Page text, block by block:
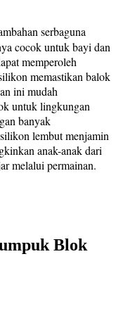
serbaguna
cocok untuk bayi dan
memperoleh
memastikan balok
ini mudah
untuk lingkungan
banyak
lembut menjamin
anak-anak dari
melalui permainan.
Blok